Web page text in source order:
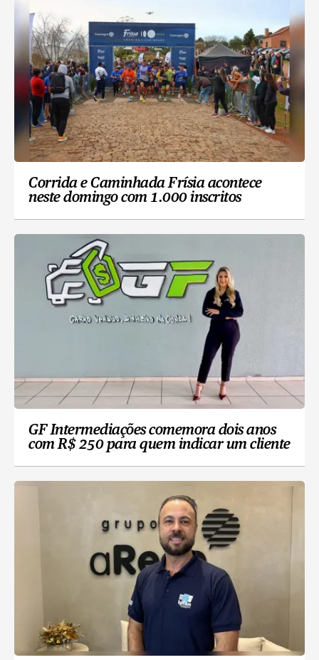
Corrida e Caminhada Frísia acontece
neste domingo com 1.000 inscritos
GF Intermediações comemora dois anos
com R$ 250 para quem indicar um cliente